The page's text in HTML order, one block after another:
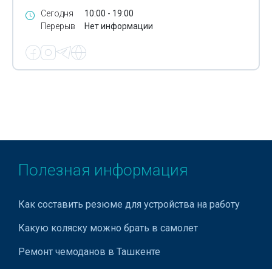
Сегодня
Перерыв
10:00 - 19:00
Нет информации
Полезная информация
Как составить резюме для устройства на работу
Какую коляску можно брать в самолет
Ремонт чемоданов в Ташкенте